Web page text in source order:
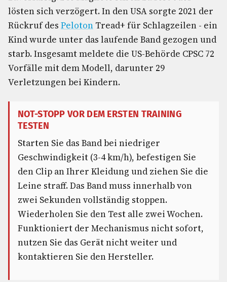
lösten sich verzögert. In den USA sorgte 2021 der
Rückruf des Peloton Tread+ für Schlagzeilen - ein
Kind wurde unter das laufende Band gezogen und
starb. Insgesamt meldete die US-Behörde CPSC 72
Vorfälle mit dem Modell, darunter 29
Verletzungen bei Kindern.
NOT-STOPP VOR DEM ERSTEN TRAINING
TESTEN
Starten Sie das Band bei niedriger
Geschwindigkeit (3-4 km/h), befestigen Sie
den Clip an Ihrer Kleidung und ziehen Sie die
Leine straff. Das Band muss innerhalb von
zwei Sekunden vollständig stoppen.
Wiederholen Sie den Test alle zwei Wochen.
Funktioniert der Mechanismus nicht sofort,
nutzen Sie das Gerät nicht weiter und
kontaktieren Sie den Hersteller.